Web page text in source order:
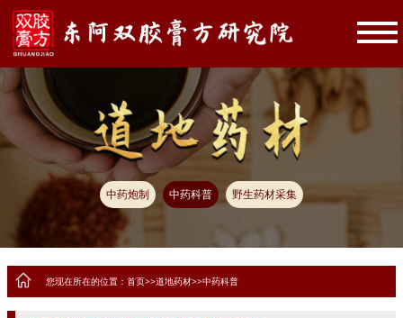
中药炮制 中药科普 野生药材采集
您现在所在的位置： 首页>>道地药材>>中药科普